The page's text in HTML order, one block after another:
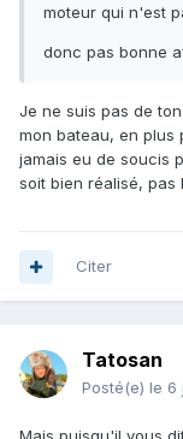
moteur qui n'est
donc pas bonne
Je ne suis pas de
mon bateau, en plus
jamais eu de soucis
soit bien réalisé, pas
Citer
Tatosan
Posté(e) le 6